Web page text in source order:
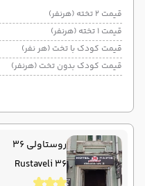
قیمت 2 تخته (هرنفر)
قیمت 1 تخته (هرنفر)
قیمت کودک با تخت (هر نفر)
قیمت کودک بدون تخت (هرنفر)
روستاولی 36
Rustaveli 36